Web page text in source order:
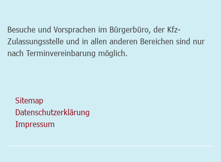
Besuche und Vorsprachen im Bürgerbüro, der Kfz-
Zulassungsstelle und in allen anderen Bereichen sind nur
nach Terminvereinbarung möglich.
Sitemap
Datenschutzerklärung
Impressum